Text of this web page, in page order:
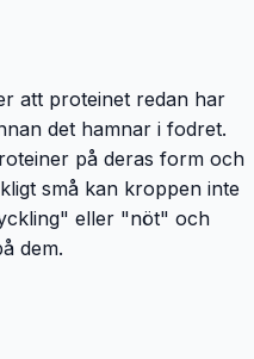
att proteinet redan har
det hamnar i fodret.
på deras form och
små kan kroppen inte
eller "nöt" och
dem.